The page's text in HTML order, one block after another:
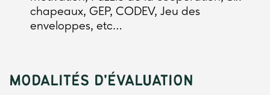
chapeaux, GEP, CODEV, Jeu des
enveloppes, etc…
MODALITÉS D'ÉVALUATION